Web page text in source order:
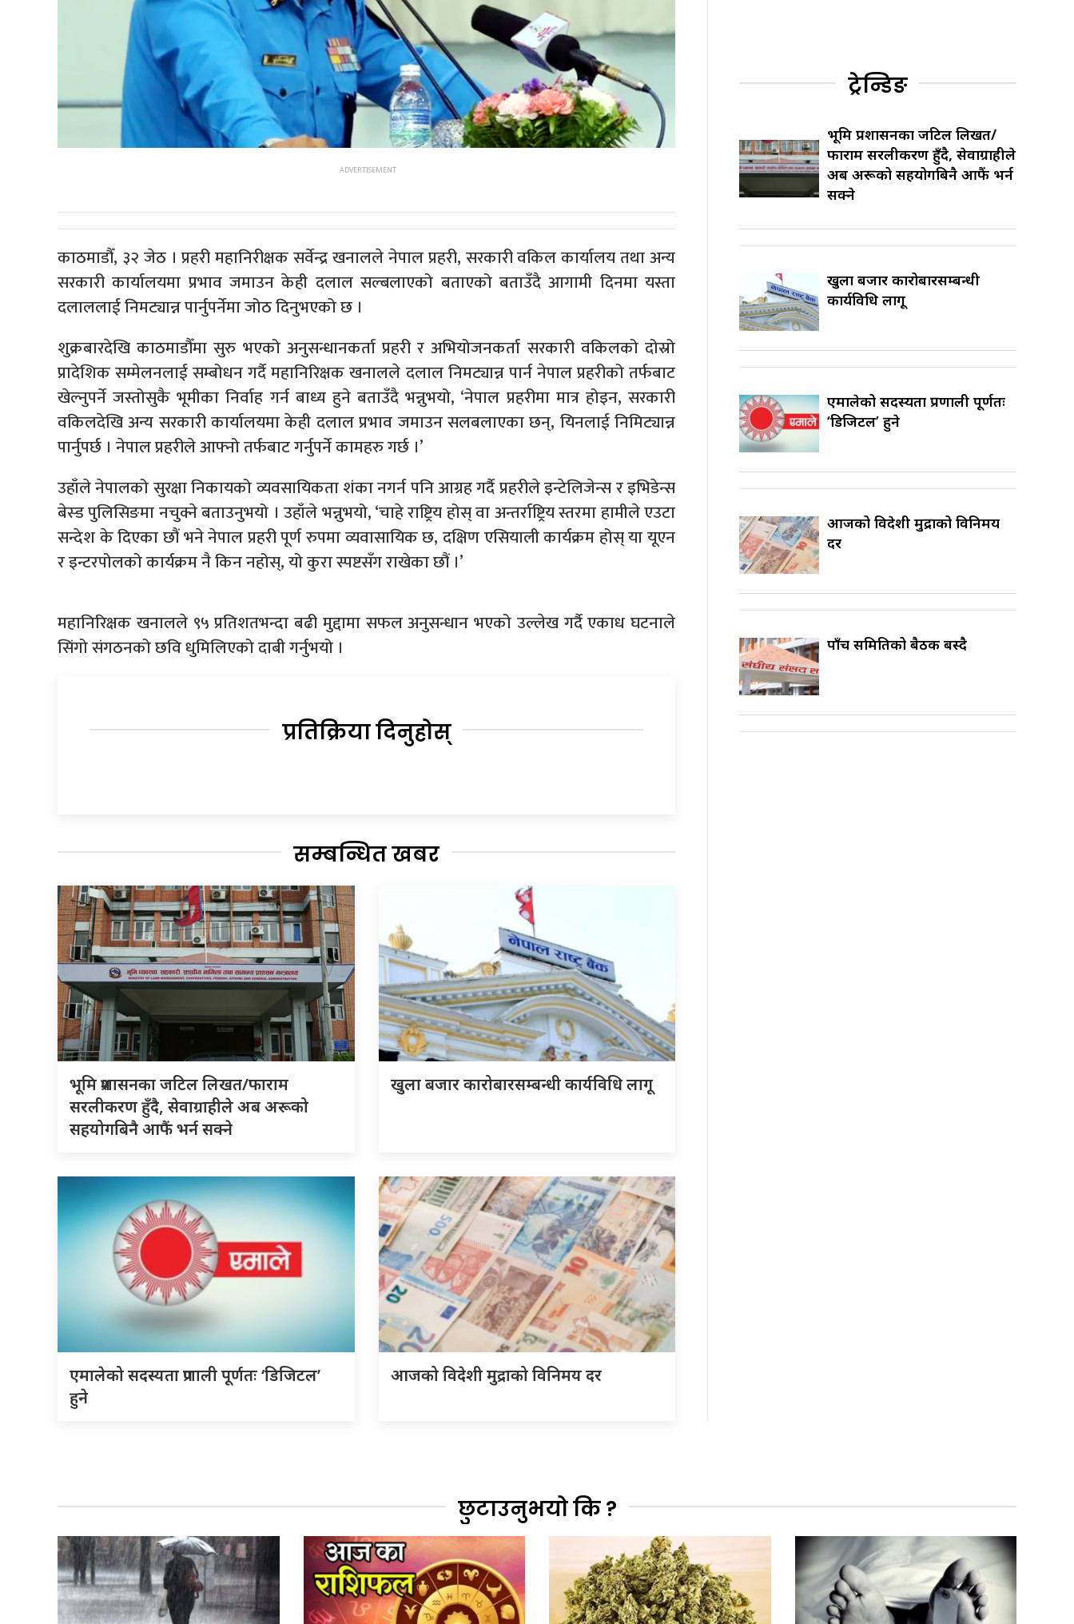
काठमाडौँ, ३२ जेठ । प्रहरी महानिरीक्षक सर्वेन्द्र खनालले नेपाल प्रहरी, सरकारी वकिल कार्यालय तथा अन्य
सरकारी कार्यालयमा प्रभाव जमाउन केही दलाल सल्बलाएको बताएको बताउँदै आगामी दिनमा यस्ता
दलाललाई निमट्यान्न पार्नुपर्नेमा जोठ दिनुभएको छ ।
शुक्रबारदेखि काठमाडौँमा सुरु भएको अनुसन्धानकर्ता प्रहरी र अभियोजनकर्ता सरकारी वकिलको दोस्रो
प्रादेशिक सम्मेलनलाई सम्बोधन गर्दै महानिरिक्षक खनालले दलाल निमट्यान्न पार्न नेपाल प्रहरीको तर्फबाट
खेल्नुपर्ने जस्तोसुकै भूमीका निर्वाह गर्न बाध्य हुने बताउँदै भन्नुभयो, ‘नेपाल प्रहरीमा मात्र होइन, सरकारी
वकिलदेखि अन्य सरकारी कार्यालयमा केही दलाल प्रभाव जमाउन सलबलाएका छन्, यिनलाई निमिट्यान्न
पार्नुपर्छ । नेपाल प्रहरीले आफ्नो तर्फबाट गर्नुपर्ने कामहरु गर्छ ।’
उहाँले नेपालको सुरक्षा निकायको व्यवसायिकता शंका नगर्न पनि आग्रह गर्दै प्रहरीले इन्टेलिजेन्स र इभिडेन्स
बेस्ड पुलिसिङमा नचुक्ने बताउनुभयो । उहाँले भन्नुभयो, ‘चाहे राष्ट्रिय होस् वा अन्तर्राष्ट्रिय स्तरमा हामीले एउटा
सन्देश के दिएका छौं भने नेपाल प्रहरी पूर्ण रुपमा व्यवासायिक छ, दक्षिण एसियाली कार्यक्रम होस् या यूएन
र इन्टरपोलको कार्यक्रम नै किन नहोस्, यो कुरा स्पष्टसँग राखेका छौं ।’
महानिरिक्षक खनालले ९५ प्रतिशतभन्दा बढी मुद्दामा सफल अनुसन्धान भएको उल्लेख गर्दै एकाध घटनाले
सिंगो संगठनको छवि धुमिलिएको दाबी गर्नुभयो ।
प्रतिक्रिया दिनुहोस्
सम्बन्धित खबर
भूमि प्रशासनका जटिल लिखत/फाराम
सरलीकरण हुँदै, सेवाग्राहीले अब अरूको
सहयोगबिनै आफैं भर्न सक्ने
खुला बजार कारोबारसम्बन्धी कार्यविधि लागू
एमालेको सदस्यता प्रणाली पूर्णतः ‘डिजिटल’
हुने
आजको विदेशी मुद्राको विनिमय दर
ट्रेन्डिङ
भूमि प्रशासनका जटिल लिखत/
फाराम सरलीकरण हुँदै, सेवाग्राहीले
अब अरूको सहयोगबिनै आफैं भर्न
सक्ने
खुला बजार कारोबारसम्बन्धी
कार्यविधि लागू
एमालेको सदस्यता प्रणाली पूर्णतः
‘डिजिटल’ हुने
आजको विदेशी मुद्राको विनिमय
दर
पाँच समितिको बैठक बस्दै
छुटाउनुभयो कि ?